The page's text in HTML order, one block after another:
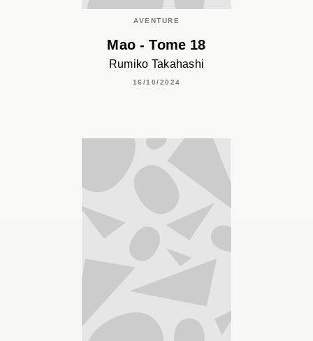
AVENTURE
Mao - Tome 18
Rumiko Takahashi
16/10/2024